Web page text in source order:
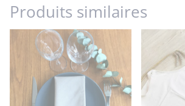
Produits similaires